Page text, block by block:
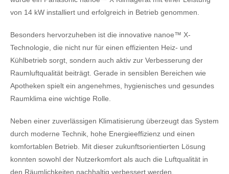
von 14 kW installiert und erfolgreich in Betrieb genommen.
Besonders hervorzuheben ist die innovative nanoe™ X-
Technologie, die nicht nur für einen effizienten Heiz- und
Kühlbetrieb sorgt, sondern auch aktiv zur Verbesserung der
Raumluftqualität beiträgt. Gerade in sensiblen Bereichen wie
Apotheken spielt ein angenehmes, hygienisches und gesundes
Raumklima eine wichtige Rolle.
Neben einer zuverlässigen Klimatisierung überzeugt das System
durch moderne Technik, hohe Energieeffizienz und einen
komfortablen Betrieb. Mit dieser zukunftsorientierten Lösung
konnten sowohl der Nutzerkomfort als auch die Luftqualität in
den Räumlichkeiten nachhaltig verbessert werden.